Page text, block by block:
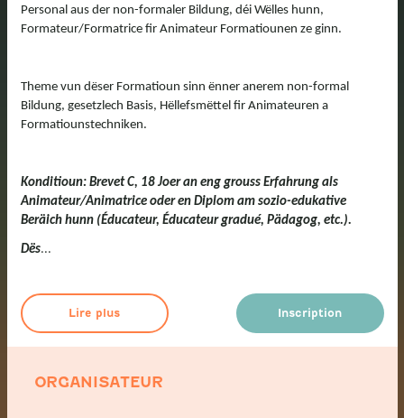
Personal aus der non-formaler Bildung, déi Wëlles hunn,
Formateur/Formatrice fir Animateur Formatiounen ze ginn.
Theme vun dëser Formatioun sinn ënner anerem non-formal
Bildung, gesetzlech Basis, Hëllefsmëttel fir Animateuren a
Formatiounstechniken.
Konditioun: Brevet C, 18 Joer an eng grouss Erfahrung als
Animateur/Animatrice oder en Diplom am sozio-edukative
Beräich hunn (Éducateur, Éducateur gradué, Pädagog, etc.).
Dës...
Lire plus Inscription
ORGANISATEUR